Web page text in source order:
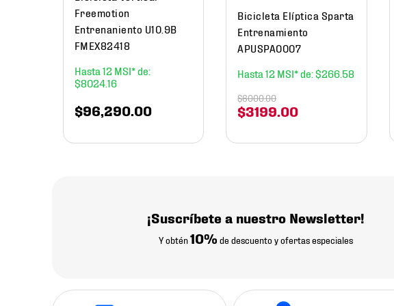
Freemotion
Entrenaniento U10.9B
FMEX82418
12
$8024.16
$96,290.00
Bicicleta Elíptica Sparta
Entrenamiento
APUSPA0007
12
$266 58
$3199.00
$6000.00
¡Suscríbete a nuestro Newsletter!
Y obtén10% de descuento y ofertas especiales